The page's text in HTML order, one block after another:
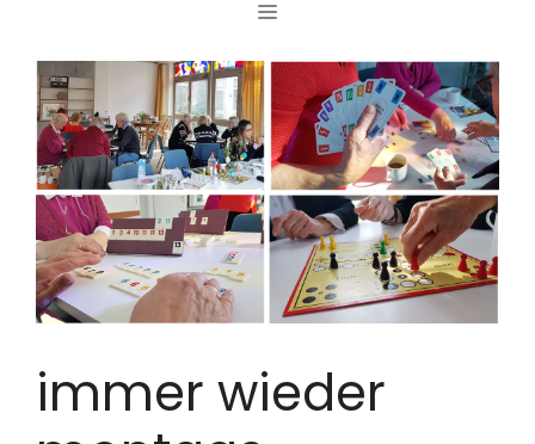
springen
MENÜ
immer wieder